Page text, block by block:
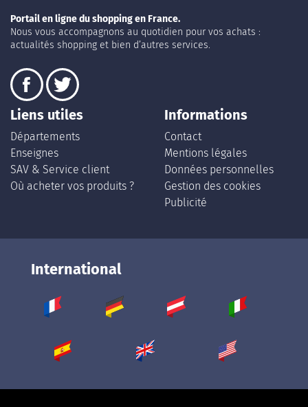
Portail en ligne du shopping en France.
Nous vous accompagnons au quotidien pour vos achats :
actualités shopping et bien d’autres services.
Liens utiles
Départements
Enseignes
SAV & Service client
Où acheter vos produits ?
Informations
Contact
Mentions légales
Données personnelles
Gestion des cookies
Publicité
International